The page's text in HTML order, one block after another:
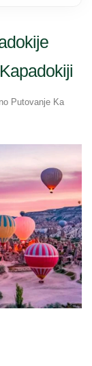
Putovanje Ka